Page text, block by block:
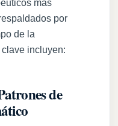
más
por
de la
incluyen:
de